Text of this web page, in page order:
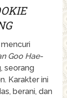
Goo Hae-
seorang
Karakter ini
berani, dan